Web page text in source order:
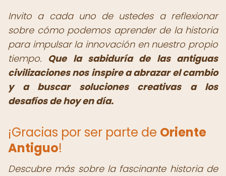
Invito a cada uno de ustedes a reflexionar
sobre cómo podemos aprender de la historia
para impulsar la innovación en nuestro propio
tiempo. Que la sabiduría de las antiguas
civilizaciones nos inspire a abrazar el cambio
y a buscar soluciones creativas a los
desafíos de hoy en día.
¡Gracias por ser parte de Oriente
Antiguo!
Descubre más sobre la fascinante historia de